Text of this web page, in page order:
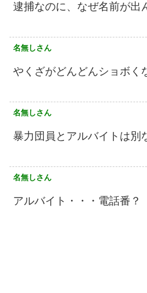
逮捕なのに、なぜ名前が出
名無しさん
やくざがどんどんショボく
名無しさん
暴力団員とアルバイトは別
名無しさん
アルバイト・・・電話番？